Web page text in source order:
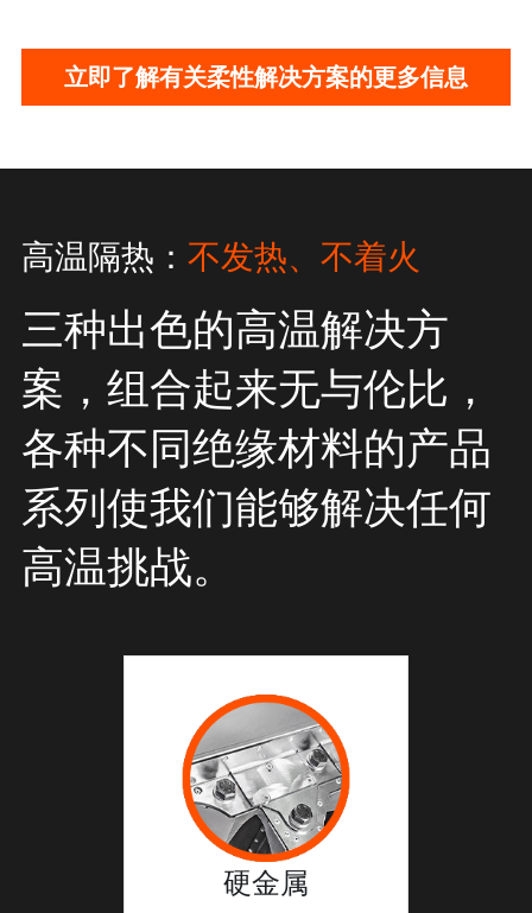
立即了解有关柔性解决方案的更多信息
高温隔热： 不发热、不着火
三种出色的高温解决方
案，组合起来无与伦比，
各种不同绝缘材料的产品
系列使我们能够解决任何
高温挑战。
硬金属